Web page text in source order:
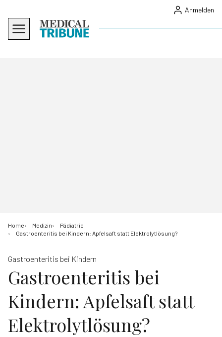
Anmelden
Home Medizin
Pädiatrie
Gastroenteritis bei Kindern: Apfelsaft statt Elektrolytlösung?
Gastroenteritis bei Kindern
Gastroenteritis bei
Kindern: Apfelsaft statt
Elektrolytlösung?